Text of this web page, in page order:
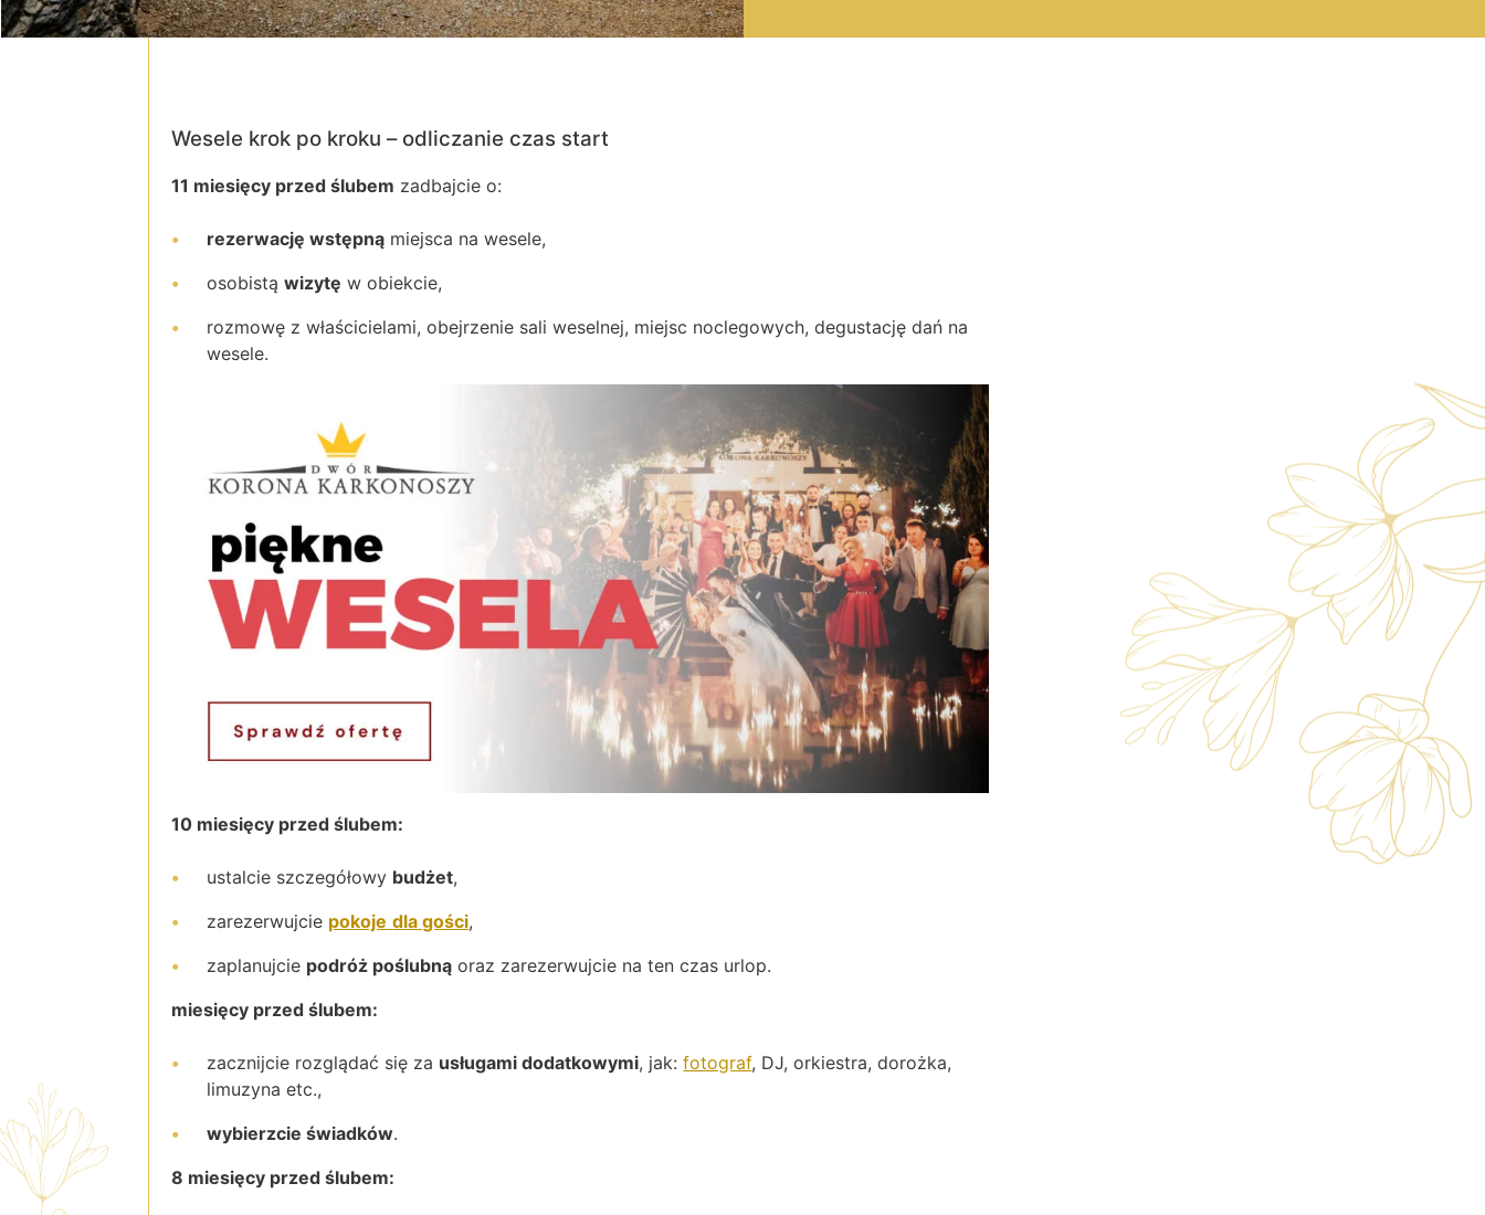
Wesele krok po kroku – odliczanie czas start
11 miesięcy przed ślubem zadbajcie o:
rezerwację wstępną miejsca na wesele,
osobistąwizytę w obiekcie,
rozmowę z właścicielami, obejrzenie sali weselnej, miejsc noclegowych, degustację dań na
wesele.
10 miesięcy przed ślubem:
ustalcie szczegółowy budżet,
zarezerwujcie pokoje dla gości,
zaplanujcie podróż poślubną oraz zarezerwujcie na ten czas urlop.
miesięcy przed ślubem:
zacznijcie rozglądać się za usługami dodatkowymi, jak:fotograf, DJ, orkiestra, dorożka,
limuzyna etc.,
wybierzcie świadków.
8 miesięcy przed ślubem: